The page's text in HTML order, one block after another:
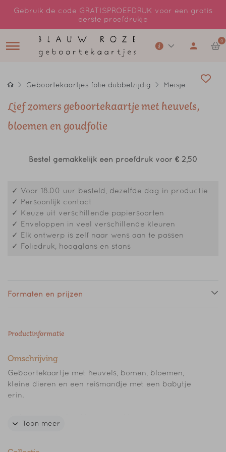
Gebruik de code GRATISPROEFDRUK voor een gratis
eerste proefdrukje
0
Geboortekaartjes folie dubbelzijdig Meisje
Lief zomers geboortekaartje met heuvels,
bloemen en goudfolie
Bestel gemakkelijk een proefdruk voor € 2,50
✓ Voor 18.00 uur besteld, dezelfde dag in productie
✓ Persoonlijk contact
✓ Keuze uit verschillende papiersoorten
✓ Enveloppen in veel verschillende kleuren
✓ Elk ontwerp is zelf naar wens aan te passen
✓ Foliedruk, hoogglans en stans
Formaten en prijzen
Productinformatie
Omschrijving
Geboortekaartje met heuvels, bomen, bloemen,
kleine dieren en een reismandje met een babytje
erin.
de editor.
Kom je er niet helemaal uit met de opmaak, of wil je
Toon meer